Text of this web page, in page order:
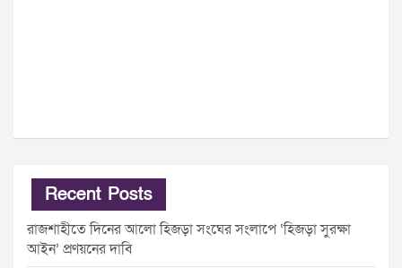
Recent Posts
রাজশাহীতে দিনের আলো হিজড়া সংঘের সংলাপে ‘হিজড়া সুরক্ষা
আইন’ প্রণয়নের দাবি